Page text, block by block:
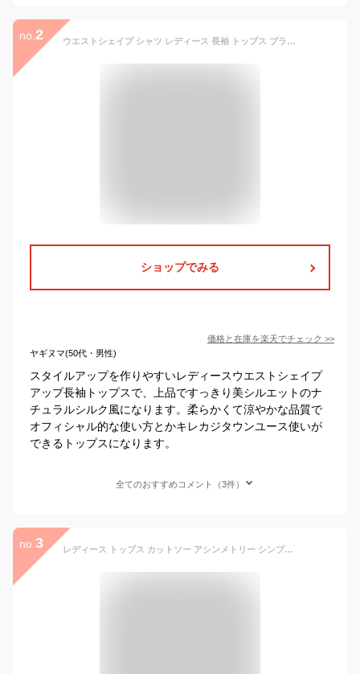
no. 2 ウエストシェイプ シャツ レディース 長袖 トップス ブラウス 上品 すっきり 美シルエット 柔らか 涼やか ナチュラル 通勤 オフィス シルク風 春 夏 秋
ショップでみる
価格と在庫を楽天でチェック >>
ヤギヌマ(50代・男性)
スタイルアップを作りやすいレディースウエストシェイプ
アップ長袖トップスで、上品ですっきり美シルエットのナ
チュラルシルク風になります。柔らかくて涼やかな品質で
オフィシャル的な使い方とかキレカジタウンユース使いが
できるトップスになります。
全てのおすすめコメント（3件）
no. 3 レディース トップス カットソー アシンメトリー シンプル カジュアル 大人かわいい きれいめ こなれ感 ウエストシェイプ スタイルアップ 半袖 ホワイト レッド ブラック 白 赤 黒 20代 30代 40代 通勤 通学 オフィス お出掛け 女子会 お呼ばれ 春夏